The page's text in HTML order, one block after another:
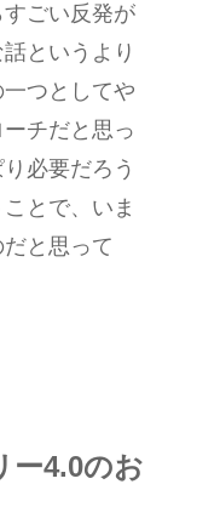
ごい反発が
というより
つとしてや
チだと思っ
必要だろう
とで、いま
と思って
ー4.0のお